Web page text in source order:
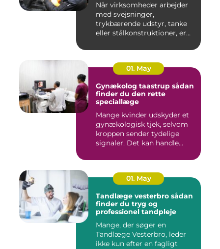
Når virksomheder arbejder
med svejsninger,
trykbærende udstyr, tanke
eller stålkonstruktioner, er
01. May
Gynækolog taastrup sådan
finder du den rette
speciallæge
Mange kvinder udskyder et
gynækologisk tjek, selvom
kroppen sender tydelige
signaler. Det kan handle...
01. May
Tandlæge vesterbro sådan
finder du tryg og
professionel tandpleje
Mange, der søger en
Tandlæge Vesterbro, leder
ikke kun efter en fagligt